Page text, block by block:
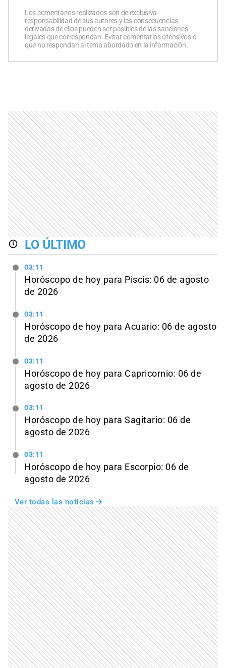
Los comentarios realizados son de exclusiva
responsabilidad de sus autores y las consecuencias
derivadas de ellos pueden ser pasibles de las sanciones
legales que correspondan. Evitar comentarios ofensivos o
que no respondan al tema abordado en la información.
LO ÚLTIMO
03:11
Horóscopo de hoy para Piscis: 06 de agosto
de 2026
03:11
Horóscopo de hoy para Acuario: 06 de agosto
de 2026
03:11
Horóscopo de hoy para Capricornio: 06 de
agosto de 2026
03:11
Horóscopo de hoy para Sagitario: 06 de
agosto de 2026
03:11
Horóscopo de hoy para Escorpio: 06 de
agosto de 2026
Ver todas las noticias